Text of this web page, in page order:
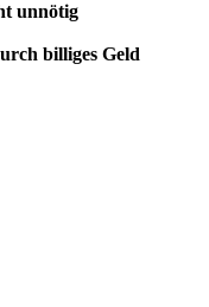
unnötig
billiges Geld